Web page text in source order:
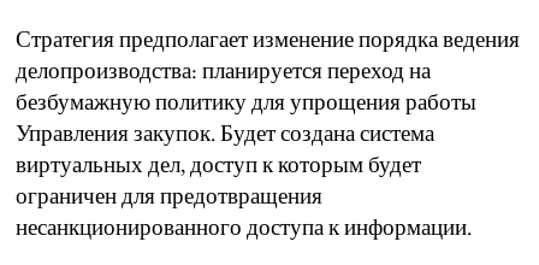
Стратегия предполагает изменение порядка ведения
делопроизводства: планируется переход на
безбумажную политику для упрощения работы
Управления закупок. Будет создана система
виртуальных дел, доступ к которым будет
ограничен для предотвращения
несанкционированного доступа к информации.